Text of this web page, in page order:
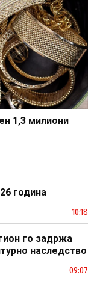
1,3 милиони
година
10:18
го задржа
наследство
09:07